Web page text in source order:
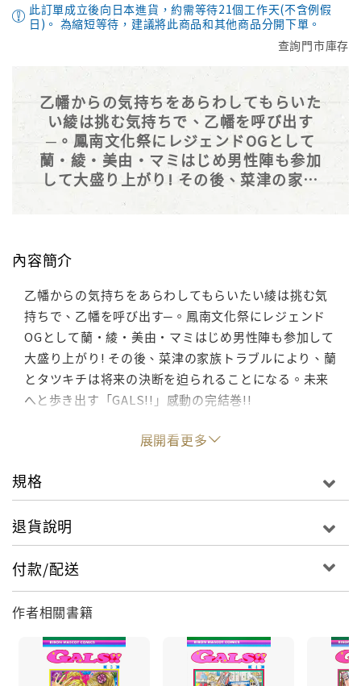
此訂單成立後向日本進貨，約需等待21個工作天(不含例假
日)。 為縮短等待，建議將此商品和其他商品分開下單。
查詢門市庫存
乙幡からの気持ちをあらわしてもらいた
い綾は挑む気持ちで、乙幡を呼び出す
─。鳳南文化祭にレジェンドOGとして
蘭・綾・美由・マミはじめ男性陣も参加
して大盛り上がり! その後、菜津の家族
トラブルにより、蘭とタツキチは将来の
決断を迫られることになる。未来へと歩
內容簡介
乙幡からの気持ちをあらわしてもらいたい綾は挑む気
持ちで、乙幡を呼び出す─。鳳南文化祭にレジェンド
OGとして蘭・綾・美由・マミはじめ男性陣も参加して
大盛り上がり! その後、菜津の家族トラブルにより、蘭
とタツキチは将来の決断を迫られることになる。未来
へと歩き出す「GALS!!」感動の完結巻!!
展開看更多
規格
退貨說明
付款/配送
作者相關書籍